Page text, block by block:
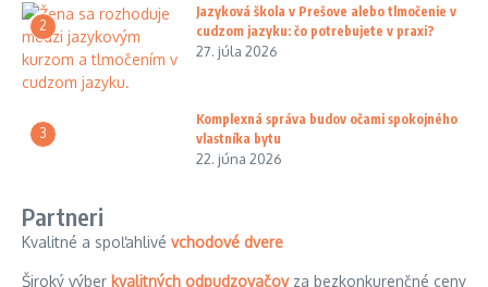
2
Jazyková škola v Prešove alebo tlmočenie v
cudzom jazyku: čo potrebujete v praxi?
27. júla 2026
3
Komplexná správa budov očami spokojného
vlastníka bytu
22. júna 2026
Partneri
Kvalitné a spoľahlivé vchodové dvere
Široký výber kvalitných odpudzovačovza bezkonkurenčné ceny